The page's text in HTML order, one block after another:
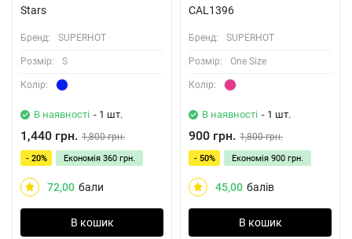
Stars
Бренд: SUPERHOT
Розмiр: S
Колiр:
В наявності - 1 шт.
1,440 грн. 1,800 грн.
- 20% Економія 360 грн.
72,00 бали
В кошик
CAL1396
Бренд: SUPERHOT
Розмiр: One Size
Колiр:
В наявності - 1 шт.
900 грн. 1,800 грн.
- 50% Економія 900 грн.
45,00 балів
В кошик